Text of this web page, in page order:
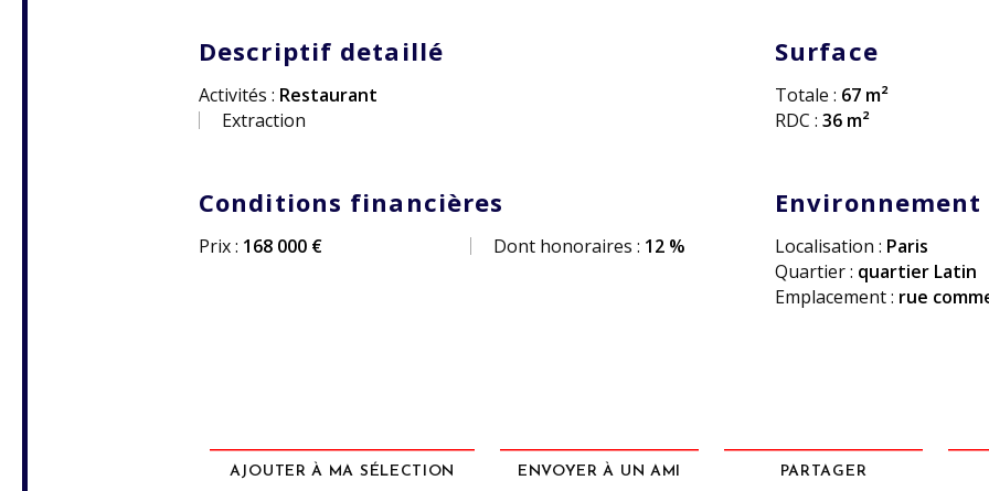
Descriptif detaillé
Activités : Restaurant
Extraction
Surface
Totale : 67 m²
RDC : 36 m²
Conditions financières
Prix : 168 000 € Dont honoraires : 12 %
Environnement
Localisation : Paris
Quartier : quartier Latin
Emplacement : rue
AJOUTER À MA SÉLECTION ENVOYER À UN AMI PARTAGER